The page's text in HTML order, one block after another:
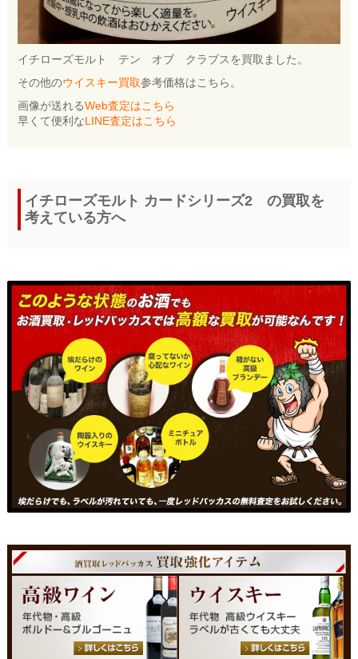
イチローズモルト テン オブ クラブスを買取ました。
その他のウイスキー買取参考価格はこちら。
画像が送れるWeb査定はこちら
早くて便利なLINE査定はこちら
イチローズモルト カードシリーズ2 の買取を
考えている方へ